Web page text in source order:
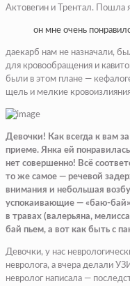
Актовегин и Трентал. Пошла
он мне очень
даекарб нам не назначали,
для кровообращения и
были в этом плане —
щель и мелкие
Девочки! Как всегда к вам
приеме. Янка ей
нет совершенно! Всё
то же самое — речевой
внимания и небольшая
успокаивающие — «баю-бай»
в травах (валерьяна,
бай пьем, а вот как быть с
Девочки, у нас
невролога, а вчера делали
невролог написала —